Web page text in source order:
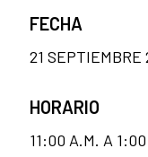
FECHA
21 SEPTIEMBRE
HORARIO
11:00 A.M. A